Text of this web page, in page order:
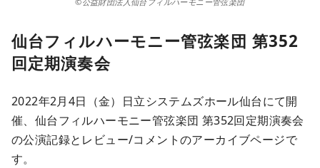
仙台フィルハーモニー管弦楽団 第352
回定期演奏会
2022年2月4日（金）日立システムズホール仙台にて開
催、仙台フィルハーモニー管弦楽団 第352回定期演奏会
の公演記録とレビュー/コメントのアーカイブページで
す。